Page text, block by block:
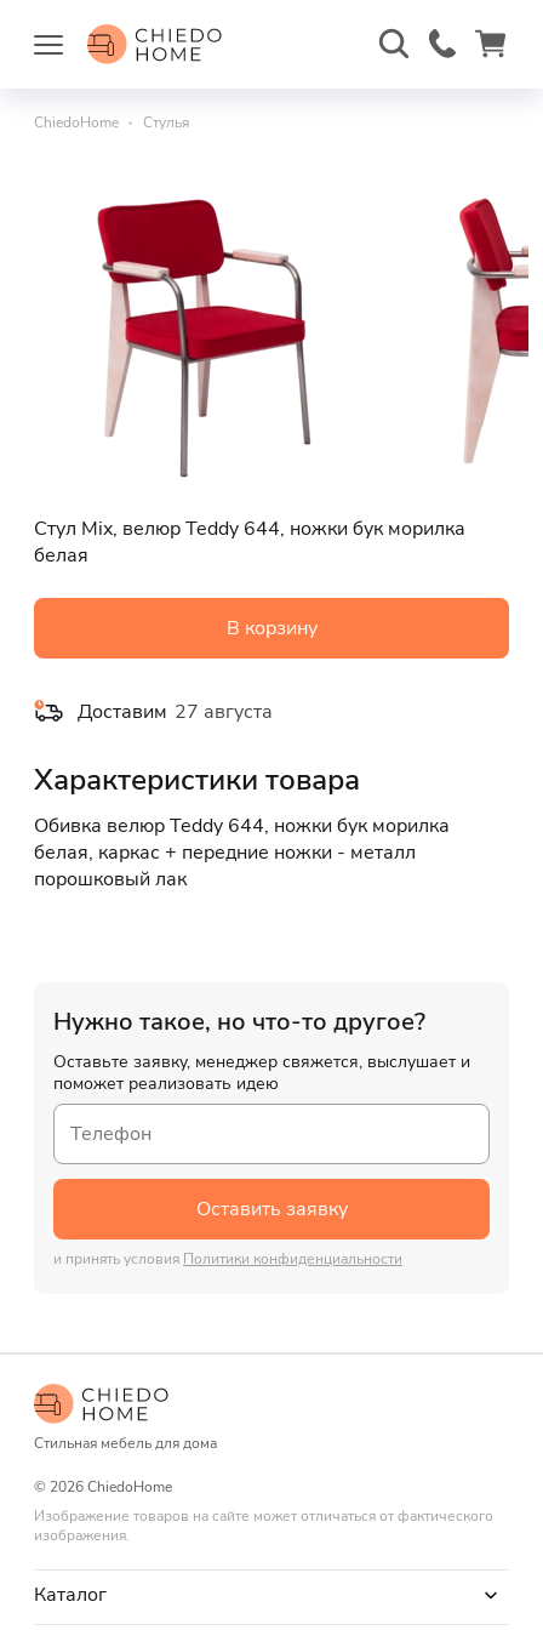
ChiedoHome Стулья
Стул Mix, велюр Teddy 644, ножки бук морилка
белая
В корзину
Доставим 27 августа
Характеристики товара
Обивка велюр Teddy 644, ножки бук морилка
белая, каркас + передние ножки - металл
порошковый лак
Нужно такое, но что-то другое?
Оставьте заявку, менеджер свяжется, выслушает и
поможет реализовать идею
Оставить заявку
и принять условия Политики конфиденциальности
Стильная мебель для дома
© 2026 ChiedoHome
Изображение товаров на сайте может отличаться от фактического
изображения.
Каталог